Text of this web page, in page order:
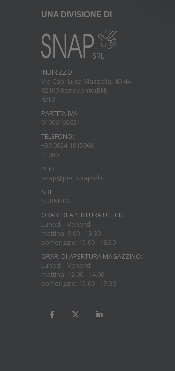
UNA DIVISIONE DI
INDIRIZZO:
Via Cap. Luca Mazzella, 40-44
82100 Benevento(BN)
Italia
PARTITA IVA:
01066160621
TELEFONO:
+39 0824 1815960
21080
PEC:
snap@pec.snapsrl.it
SDI:
SUBM70N
ORARI DI APERTURA UFFICI:
Lunedi - Venerdì
mattina: 9.00 - 13.30
pomeriggio: 15.00 - 18.30
ORARI DI APERTURA MAGAZZINO:
Lunedi - Venerdì
mattina: 12.00 - 14.00
pomeriggio: 15.00 - 17.00